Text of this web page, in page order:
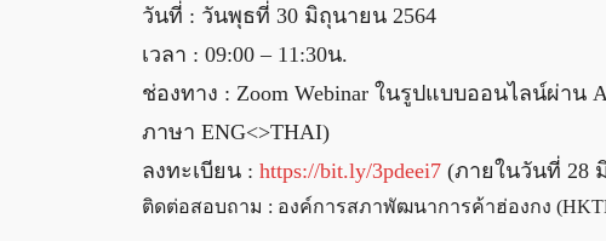
วันที่ : วันพุธที่ 30 มิถุนายน 2564
เวลา : 09:00 – 11:30น.
ช่องทาง : Zoom Webinar ในรูปแบบออนไลน์ผ่าน
ภาษา ENG<>THAI)
ลงทะเบียน : https://bit.ly/3pdeei7 (ภายในวันที่ 28
ติดต่อสอบถาม : องค์การสภาพัฒนาการค้าฮ่องกง